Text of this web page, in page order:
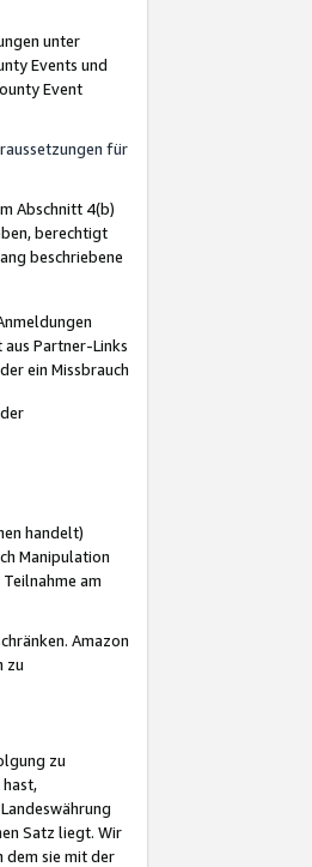
unter
Events und
Event
für
Abschnitt 4(b)
berechtigt
beschriebene
Partner-Links
ein Missbrauch
handelt)
Manipulation
am
Amazon
zu
zu
Satz liegt. Wir
dem sie mit der